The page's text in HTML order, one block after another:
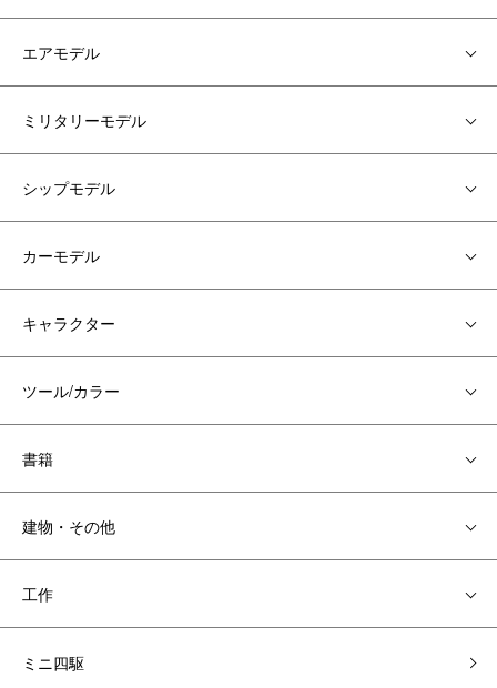
エアモデル
ミリタリーモデル
シップモデル
カーモデル
キャラクター
ツール/カラー
書籍
建物・その他
工作
ミニ四駆